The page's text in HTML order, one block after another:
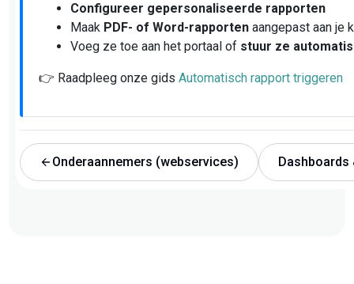
Configureer gepersonaliseerde rapporten
Maak PDF- of Word-rapporten aangepast aan je
Voeg ze toe aan het portaal of stuur ze
👉 Raadpleeg onze gidsAutomatisch rapport triggeren
Onderaannemers (webservices) Dashboards